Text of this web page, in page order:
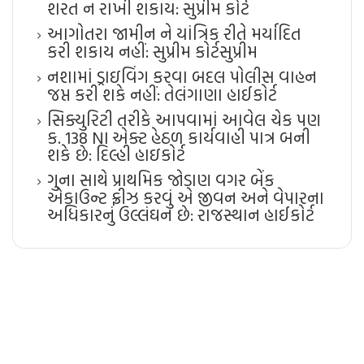
શરત ન રાખી શકાય: સુપ્રીમ કોર્ટ
આગોતરા જામીન ને યાંત્રિક રીતે મર્યાદિત
કરી શકાય નહીં: સુપ્રીમ કોર્ટ​સુપ્રીમ
નશામાં ડ્રાઇવિંગ કરવા બદલ પોલીસ વાહન
જપ્ત કરી શકે નહીં: તેલંગાણા હાઈકોર્ટ
સિક્યુરિટી તરીકે આપવામાં આવેલ ચેક પણ
ક. 138 NI એક્ટ હેઠળ કાર્યવાહી પાત્ર બની
શકે છે: દિલ્હી હાઇકોર્ટ
ગુના સાથે પ્રાથમિક જોડાણ વગર બેંક
એકાઉન્ટ ફ્રીઝ કરવું એ જીવન અને વેપારના
અધિકારનું ઉલ્લંઘન છે: રાજસ્થાન હાઈકોર્ટ